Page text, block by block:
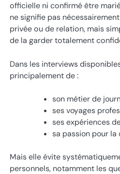
officielle ni confirmé être
ne signifie pas nécessairement
privée ou de relation, mais
de la garder totalement
Dans les interviews
principalement de :
son métier de
ses voyages
ses expériences
sa passion pour
Mais elle évite
personnels, notamment les